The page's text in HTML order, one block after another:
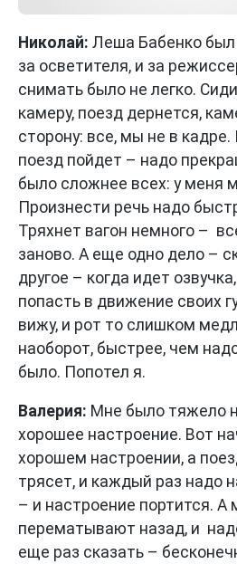
Николай: Леша Бабенко был
за осветителя, и за
снимать было не легко.
камеру, поезд дернется,
сторону: все, мы не в
поезд пойдет – надо
было сложнее всех: у меня
Произнести речь надо
Тряхнет вагон немного –
заново. А еще одно дело –
другое – когда идет
попасть в движение своих
вижу, и рот то слишком
наоборот, быстрее, чем
было. Попотел я.
Валерия: Мне было тяжело
хорошее настроение. Вот
хорошем настроении, а
трясет, и каждый раз надо
– и настроение портится. А
перематывают назад, и
еще раз сказать –